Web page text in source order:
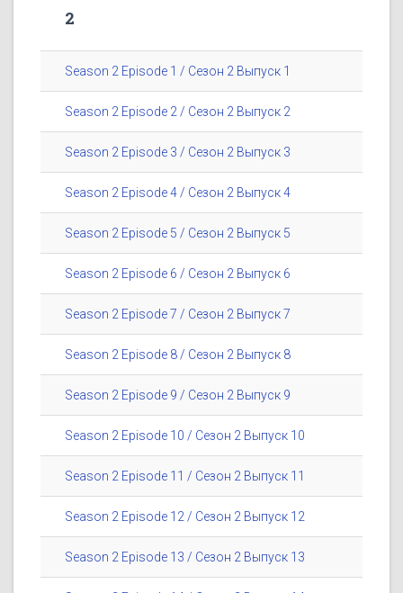
2
Season 2 Episode 1 / Сезон 2 Выпуск 1
Season 2 Episode 2 / Сезон 2 Выпуск 2
Season 2 Episode 3 / Сезон 2 Выпуск 3
Season 2 Episode 4 / Сезон 2 Выпуск 4
Season 2 Episode 5 / Сезон 2 Выпуск 5
Season 2 Episode 6 / Сезон 2 Выпуск 6
Season 2 Episode 7 / Сезон 2 Выпуск 7
Season 2 Episode 8 / Сезон 2 Выпуск 8
Season 2 Episode 9 / Сезон 2 Выпуск 9
Season 2 Episode 10 / Сезон 2 Выпуск 10
Season 2 Episode 11 / Сезон 2 Выпуск 11
Season 2 Episode 12 / Сезон 2 Выпуск 12
Season 2 Episode 13 / Сезон 2 Выпуск 13